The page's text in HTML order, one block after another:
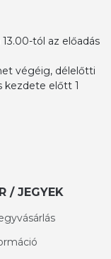
tól az előadás
végéig, délelőtti
kezdete előtt 1
/ JEGYEK